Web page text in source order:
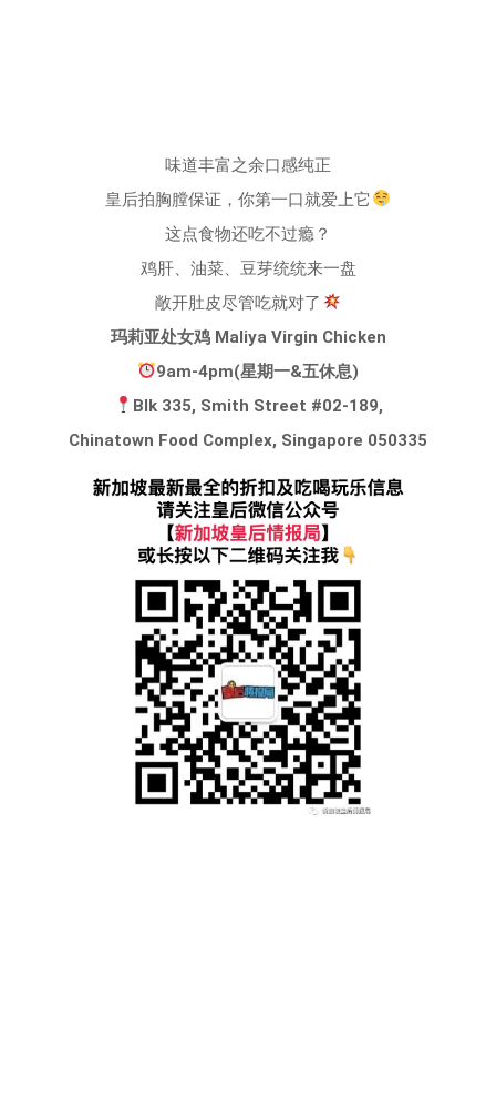
味道丰富之余口感纯正
皇后拍胸膛保证，你第一口就爱上它
这点食物还吃不过瘾？
鸡肝、油菜、豆芽统统来一盘
敞开肚皮尽管吃就对了
玛莉亚处女鸡 Maliya Virgin Chicken
9am-4pm(星期一&五休息)
Blk 335, Smith Street #02-189,
Chinatown Food Complex, Singapore 050335